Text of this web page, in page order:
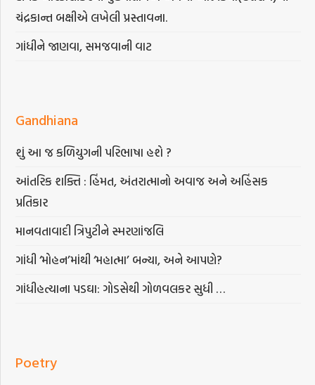
ચંદ્રકાન્ત બક્ષીએ લખેલી પ્રસ્તાવના.
ગાંધીને જાણવા, સમજવાની વાટ
Gandhiana
શું આ જ કળિયુગની પરિભાષા હશે ?
આંતરિક શક્તિ : હિંમત, અંતરાત્માનો અવાજ અને અહિંસક
પ્રતિકાર
માનવતાવાદી ત્રિપુટીને સ્મરણાંજલિ
ગાંધી ‘મોહન’માંથી ‘મહાત્મા’ બન્યા, અને આપણે?
ગાંધીહત્યાના પડઘા: ગોડસેથી ગોળવલકર સુધી …
Poetry